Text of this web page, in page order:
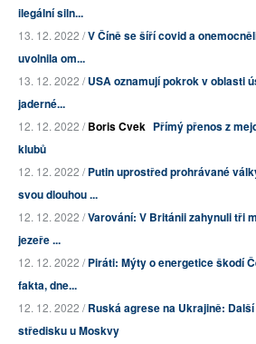
ilegální siln...
13. 12. 2022 /V Číně se šíří covid a
uvolnila om...
13. 12. 2022 /USA oznamují pokrok v oblasti
jaderné...
12. 12. 2022 /Boris Cvek Přímý přenos z
klubů
12. 12. 2022 /Putin uprostřed prohrávané
svou dlouhou ...
12. 12. 2022 /Varování: V Británii zahynuli tři
jezeře ...
12. 12. 2022 /Piráti: Mýty o energetice škodí
fakta, dne...
12. 12. 2022 /Ruská agrese na Ukrajině:
středisku u Moskvy